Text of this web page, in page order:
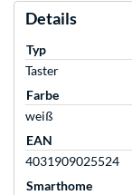
Details
Typ
Taster
Farbe
weiß
EAN
4031909025524
Smarthome